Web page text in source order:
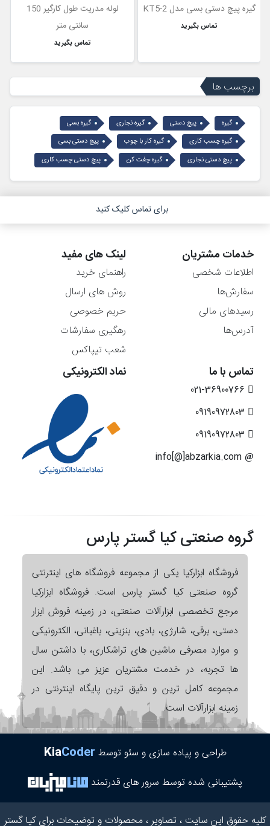
گیره پیچ دستی بسی مدل KT5-2
تماس بگیرید
لوله مدریت طول کارگیر 150
سانتی متر
تماس بگیرید
برچسب ها
گیره پیچ دستی گیره نجاری
گیره بسی
گیره چسب کاری
گیره کار با چوب
پیچ دستی بسی
پیچ دستی نجاری
گیره چفت کن پیچ دستی چسب کاری
برای تماس کلیک کنید
خدمات مشتریان
اطلاعات شخصی
سفارش‌ها
رسیدهای مالی
آدرس‌ها
لینک های مفید
راهنمای خرید
روش های ارسال
حریم خصوصی
رهگیری سفارشات
شعب تیپاکس
تماس با ما نماد الکترونیکی
گروه صنعتی کیا گستر پارس
فروشگاه ابزارکیا یکی از مجموعه فروشگاه های اینترنتی
گروه صنعتی کیا گستر پارس است. فروشگاه ابزارکیا
مرجع تخصصی ابزارآلات صنعتی، در زمینه فروش ابزار
دستی، برقی، شارژی، بادی، بنزینی، باغبانی، الکترونیکی
و موارد مصرفی ماشین های تراشکاری، با داشتن سال
ها تجربه، در خدمت مشتریان عزیز می باشد. این
مجموعه کامل ترین و دقیق ترین پایگاه اینترنتی در
زمینه ابزارآلات است.
طراحی و پیاده سازی و سئو توسط KiaCoder
پشتیبانی شده توسط سرور های قدرتمند
کلیه حقوق این سایت ، تصاویر ، محصولات و توضیحات برای کیا گستر